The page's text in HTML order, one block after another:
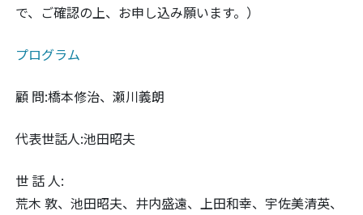
で、ご確認の上、お申し込み願います。）
プログラム
顧 問:橋本修治、瀬川義朗
代表世話人:池田昭夫
世 話 人:
荒木 敦、池田昭夫、井内盛遠、上田和幸、宇佐美清英、